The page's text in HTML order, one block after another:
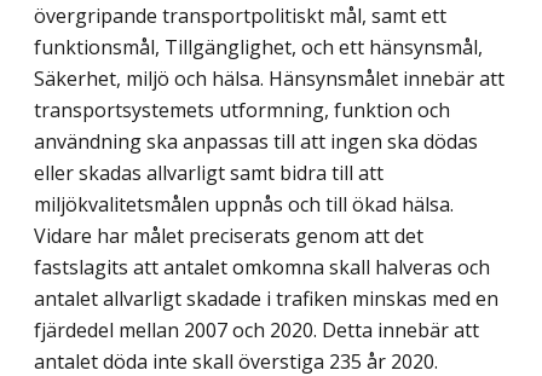
övergripande transportpolitiskt mål, samt ett
funktionsmål, Tillgänglighet, och ett hänsynsmål,
Säkerhet, miljö och hälsa. Hänsynsmålet innebär att
transportsystemets utformning, funktion och
användning ska anpassas till att ingen ska dödas
eller skadas allvarligt samt bidra till att
miljökvalitetsmålen uppnås och till ökad hälsa.
Vidare har målet preciserats genom att det
fastslagits att antalet omkomna skall halveras och
antalet allvarligt skadade i trafiken minskas med en
fjärdedel mellan 2007 och 2020. Detta innebär att
antalet döda inte skall överstiga 235 år 2020.